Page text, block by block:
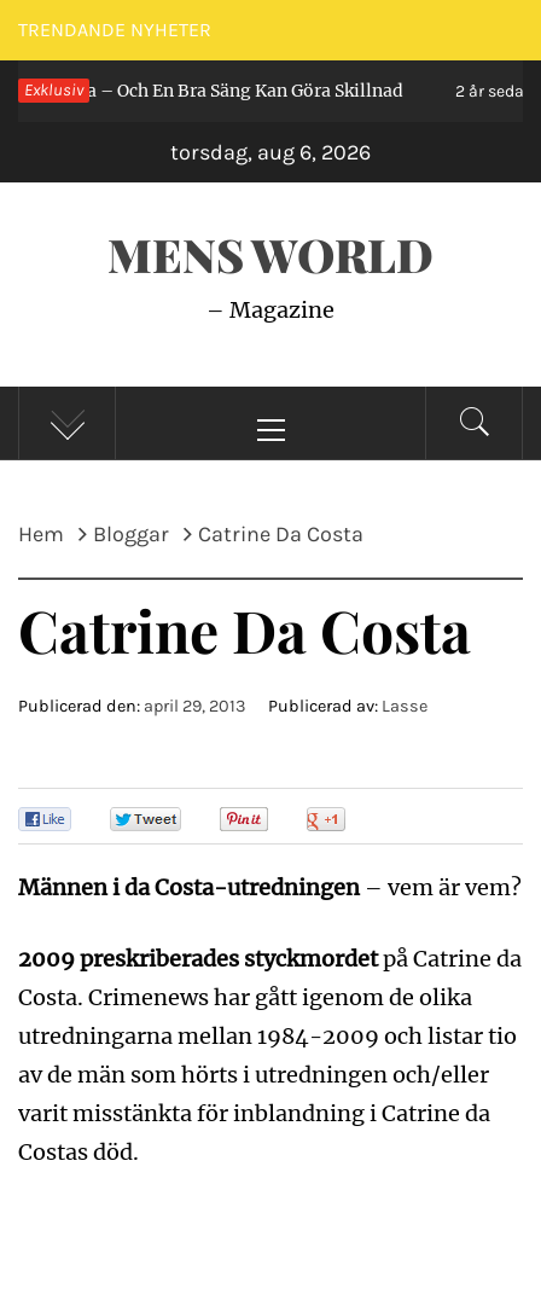
Hoppa
till
innehåll
TRENDANDE NYHETER
Exklusiv
– Och En Bra Säng Kan Göra Skillnad 2 år sedan Så
torsdag, aug 6, 2026
MENS WORLD
– Magazine
meny
Hem Bloggar Catrine Da Costa
Catrine Da Costa
Publicerad den: april 29, 2013 Publicerad av: Lasse
Männen i da Costa-utredningen– vem är vem?
2009 preskriberades styckmordetpå Catrine da
Costa. Crimenews har gått igenom de olika
utredningarna mellan 1984-2009 och listar tio
av de män som hörts i utredningen och/eller
varit misstänkta för inblandning i Catrine da
Costas död.